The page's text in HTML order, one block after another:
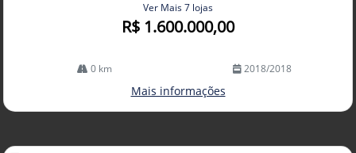
Ver Mais 7 lojas
R$ 1.600.000,00
0 km 2018/2018
Mais informações